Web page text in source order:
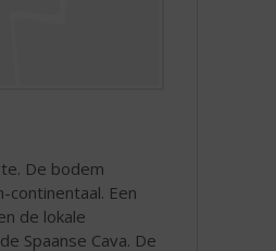
De bodem
Een
de lokale
Spaanse Cava. De